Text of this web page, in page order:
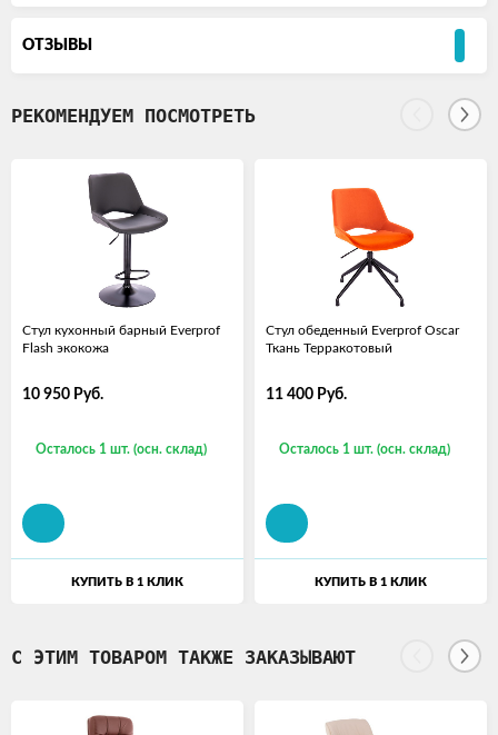
ОТЗЫВЫ
РЕКОМЕНДУЕМ ПОСМОТРЕТЬ
Стул кухонный барный Everprof
Flash экокожа
10 950 Руб.
Осталось 1 шт. (осн. склад)
КУПИТЬ В 1 КЛИК
Стул обеденный Everprof Oscar
Ткань Терракотовый
11 400 Руб.
Осталось 1 шт. (осн. склад)
КУПИТЬ В 1 КЛИК
С ЭТИМ ТОВАРОМ ТАКЖЕ ЗАКАЗЫВАЮТ